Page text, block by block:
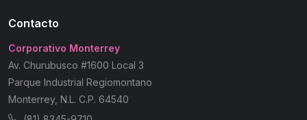
Contacto
Corporativo Monterrey
Av. Churubusco #1600 Local 3
Parque Industrial Regiomontano
Monterrey, N.L. C.P. 64540